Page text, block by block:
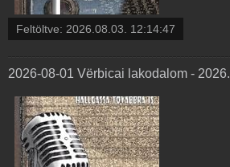
Feltöltve: 2026.08.03. 12:14:47
2026-08-01 Vërbicai lakodalom -